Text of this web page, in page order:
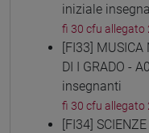
iniziale
fi 30 cfu allegato
[FI33] MUSICA
DI I GRADO -
insegnanti
fi 30 cfu allegato
[FI34]